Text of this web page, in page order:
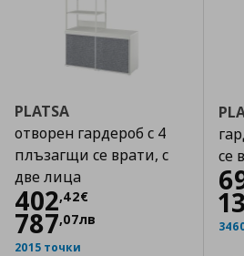
PLATSA
отворен гардероб с 4
плъзагщи се врати, с
две лица
402,42€
Цена402,42 €
787,07лв
2015 точки
се